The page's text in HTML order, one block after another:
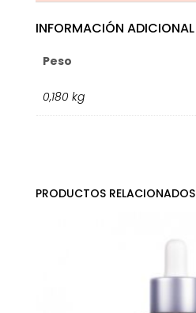
INFORMACIÓN ADICIONAL
Peso
0,180 kg
PRODUCTOS RELACIONADOS